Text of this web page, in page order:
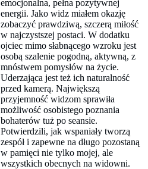
emocjonalna, pełna pozytywnej
energii. Jako widz miałem okazję
zobaczyć prawdziwą, szczerą miłość
w najczystszej postaci. W dodatku
ojciec mimo słabnącego wzroku jest
osobą szalenie pogodną, aktywną, z
mnóstwem pomysłów na życie.
Uderzająca jest też ich naturalność
przed kamerą. Największą
przyjemność widzom sprawiła
możliwość osobistego poznania
bohaterów tuż po seansie.
Potwierdzili, jak wspaniały tworzą
zespół i zapewne na długo pozostaną
w pamięci nie tylko mojej, ale
wszystkich obecnych na widowni.